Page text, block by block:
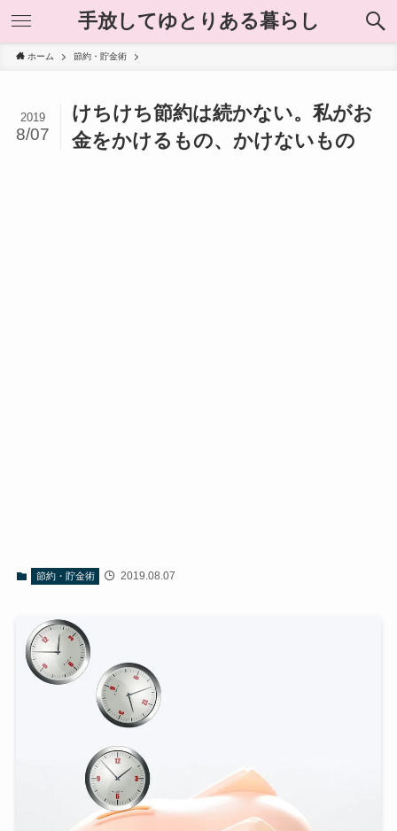
手放してゆとりある暮らし
ホーム 節約・貯金術
けちけち節約は続かない。私がお
金をかけるもの、かけないもの
2019
8/07
節約・貯金術 2019.08.07